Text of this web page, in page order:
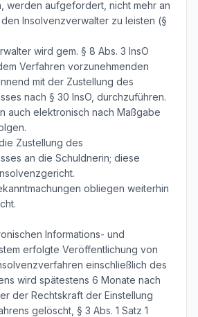
werden aufgefordert, nicht mehr an
Insolvenzverwalter zu leisten (§
wird gem. § 8 Abs. 3 InsO
Verfahren vorzunehmenden
mit der Zustellung des
nach § 30 InsO, durchzuführen.
auch elektronisch nach Maßgabe
Zustellung des
an die Schuldnerin; diese
obliegen weiterhin
Informations- und
erfolgte Veröffentlichung von
einschließlich des
wird spätestens 6 Monate nach
der Rechtskraft der Einstellung
gelöscht, § 3 Abs. 1 Satz 1